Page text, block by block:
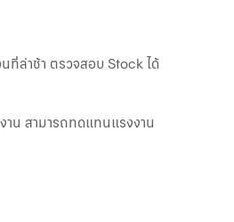
ที่ล่าช้า ตรวจสอบ Stock ได้
าน สามารถทดแทนแรงงาน